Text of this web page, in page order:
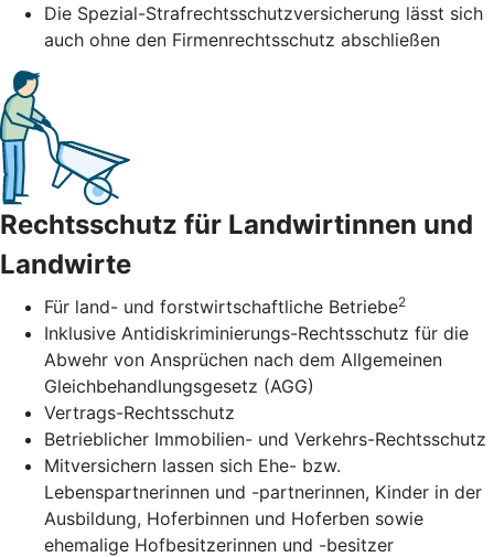
Die Spezial-Strafrechtsschutzversicherung lässt sich
auch ohne den Firmenrechtsschutz abschließen
Rechtsschutz für Landwirtinnen und
Landwirte
Für land- und forstwirtschaftliche Betriebe2
Inklusive Antidiskriminierungs-Rechtsschutz für die
Abwehr von Ansprüchen nach dem Allgemeinen
Gleichbehandlungsgesetz (AGG)
Vertrags-Rechtsschutz
Betrieblicher Immobilien- und Verkehrs-Rechtsschutz
Mitversichern lassen sich Ehe- bzw.
Lebenspartnerinnen und -partnerinnen, Kinder in der
Ausbildung, Hoferbinnen und Hoferben sowie
ehemalige Hofbesitzerinnen und -besitzer